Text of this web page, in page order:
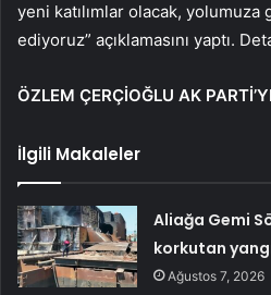
yeni katılımlar olacak, yolumuza
ediyoruz” açıklamasını yaptı.
ÖZLEM ÇERÇİOĞLU AK
İlgili Makaleler
Aliağa Gemi
korkutan
Ağustos 7, 2026